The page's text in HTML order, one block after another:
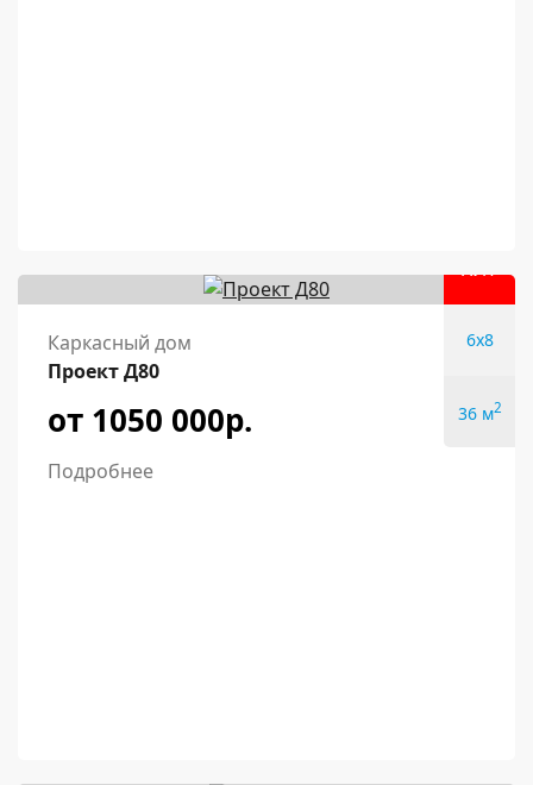
ХИТ
Каркасный дом
Проект Д80
от 1050 000р.
Подробнее
6x8
36 м2